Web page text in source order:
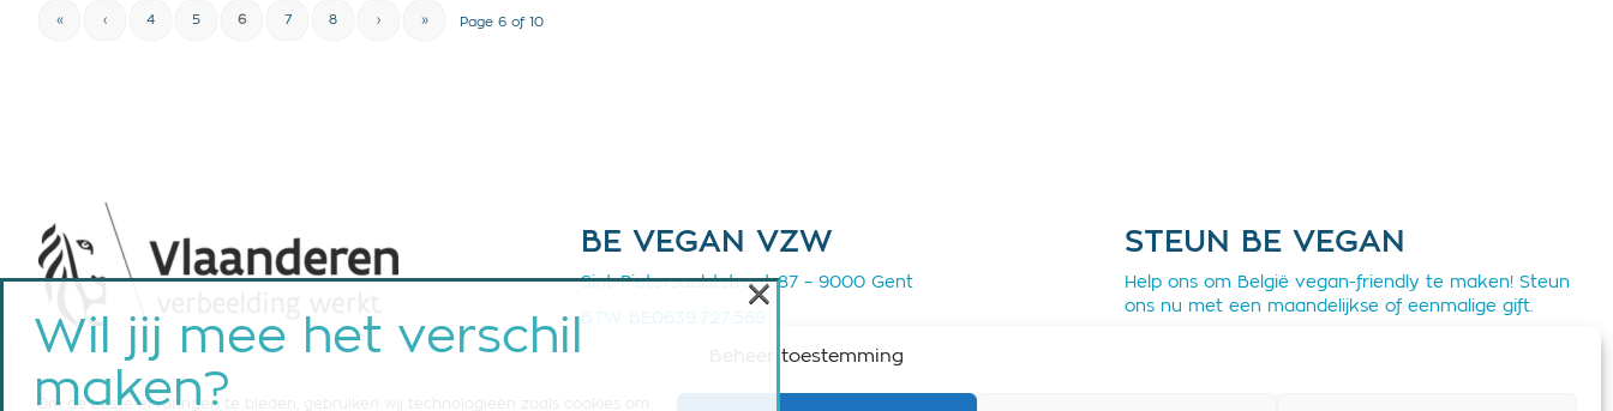
Beheer toestemming
Om de beste ervaringen te bieden, gebruiken wij technologieën zoals cookies om
Page 6 of 10
« ‹ 4 5 6 7 8 › »
BE VEGAN VZW
Sint-Pietersaalststraat 87 – 9000 Gent
BTW BE0639.727.569
STEUN BE VEGAN
Help ons om België vegan-friendly te maken! Steun
ons nu met een maandelijkse of eenmalige gift.
Wil jij mee het verschil
maken?
×